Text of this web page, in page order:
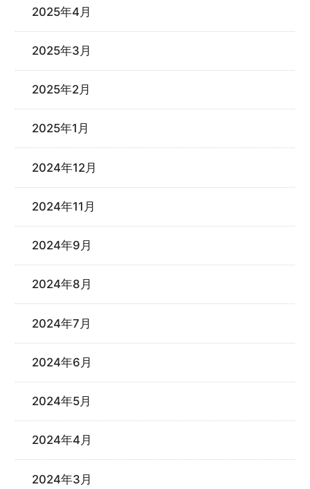
2025年4月
2025年3月
2025年2月
2025年1月
2024年12月
2024年11月
2024年9月
2024年8月
2024年7月
2024年6月
2024年5月
2024年4月
2024年3月